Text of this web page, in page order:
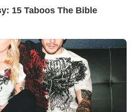
Gila! Keyshit Bikin Video
Gigit Dua Jari Pakai Baju
Reply
X